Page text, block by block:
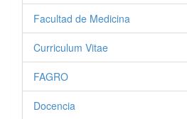
Facultad de Medicina
Curriculum Vitae
FAGRO
Docencia